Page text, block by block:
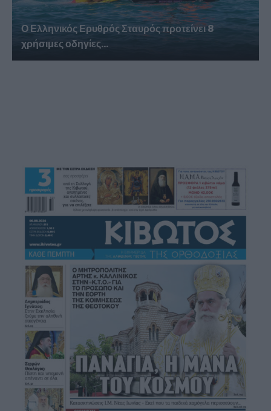
Ο Ελληνικός Ερυθρός Σταυρός προτείνει 8
χρήσιμες οδηγίες...